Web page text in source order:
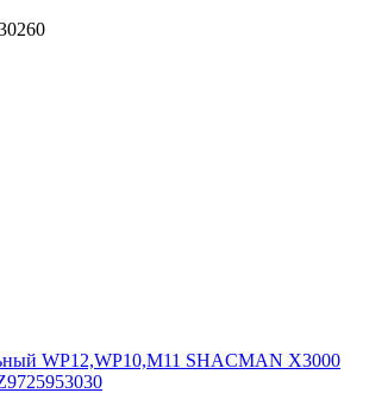
WP12,WP10,M11 SHACMAN X3000